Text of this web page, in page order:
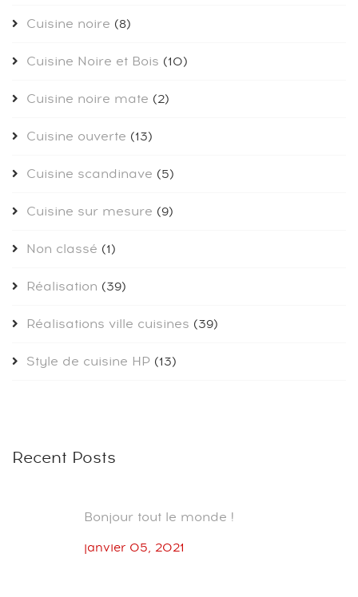
Cuisine noire (8)
Cuisine Noire et Bois (10)
Cuisine noire mate (2)
Cuisine ouverte (13)
Cuisine scandinave (5)
Cuisine sur mesure (9)
Non classé (1)
Réalisation (39)
Réalisations ville cuisines (39)
Style de cuisine HP (13)
Recent Posts
Bonjour tout le monde !
janvier 05, 2021